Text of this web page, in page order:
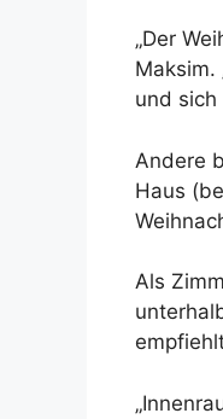
„Der
und sich
Andere
Haus
Als